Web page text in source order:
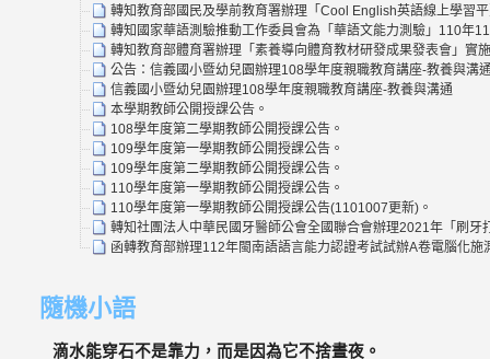
轉知教育部國民及學前教育署辦理「Cool English英語線上學習
轉知國家華語測驗推動工作委員會為「華語文能力測驗」110年
轉知教育部體育署辦理「素養導向體育教材研發成果發表會」實
公告：信義國小暨幼兒園辦理108學年度親職教育講座-教養與溝
信義國小暨幼兒園辦理108學年度親職教育講座-教養與溝通
本學期教師公開授課公告。
108學年度第二學期教師公開授課公告。
109學年度第一學期教師公開授課公告。
109學年度第二學期教師公開授課公告。
110學年度第一學期教師公開授課公告。
110學年度第一學期教師公開授課公告(1101007更新)。
轉知社團法人中華民國牙醫師公會全國聯合會辦理2021年「刷牙
函轉教育部辦理112年閩南語語言能力認證考試試辦A卷電腦化
隨機小語
滴水能穿石不是靠力，而是因為它不捨晝夜。